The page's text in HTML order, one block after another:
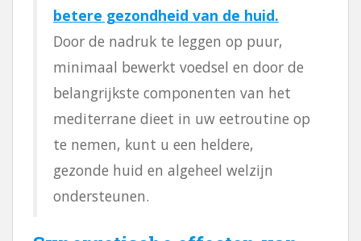
betere gezondheid van de huid.
Door de nadruk te leggen op puur,
minimaal bewerkt voedsel en door de
belangrijkste componenten van het
mediterrane dieet in uw eetroutine op
te nemen, kunt u een heldere,
gezonde huid en algeheel welzijn
ondersteunen.